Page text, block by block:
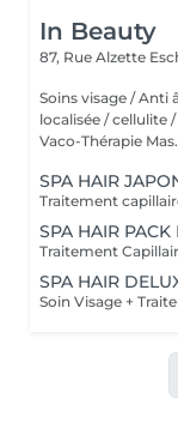
In Beauty
87, Rue Alzette
Soins visage / Anti
localisée / cellulite
Vaco-Thérapie
SPA HAIR
Traitement
SPA HAIR PACK
Traitement
SPA HAIR
Soin Visage +